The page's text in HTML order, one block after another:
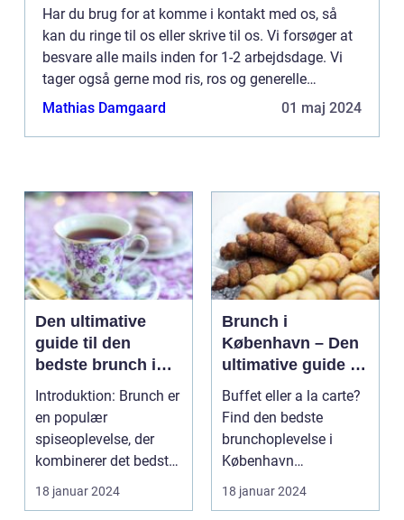
Har du brug for at komme i kontakt med os, så
kan du ringe til os eller skrive til os. Vi forsøger at
besvare alle mails inden for 1-2 arbejdsdage. Vi
tager også gerne mod ris, ros og generelle
kommentarer til vores side.
Mathias Damgaard 01 maj 2024
Den ultimative
guide til den
bedste brunch i
Århus
Introduktion: Brunch er
en populær
spiseoplevelse, der
kombinerer det bedste
fra morgenmad og
frokos...
18 januar 2024
Brunch i
København – Den
ultimative guide til
eventyrrejsende
og backpackere
Buffet eller a la carte?
Find den bedste
brunchoplevelse i
København
Introduktion til brunch i
Køb...
18 januar 2024